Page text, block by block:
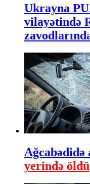
Ukrayna
vilayətində
Ağcabədidə
yerində öldü